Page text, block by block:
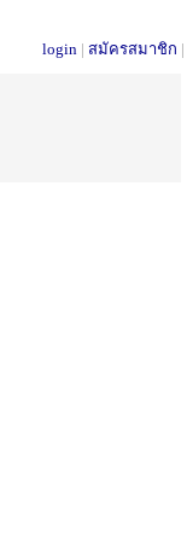
login | สมัครสมาชิก |